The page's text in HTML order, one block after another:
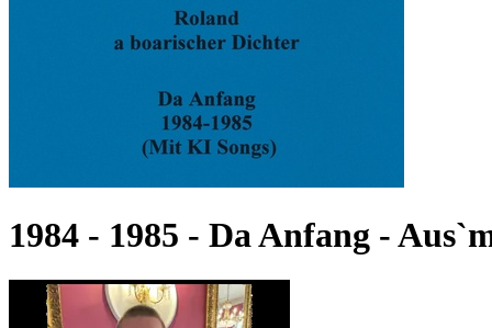
1984 - 1985 - Da Anfang -